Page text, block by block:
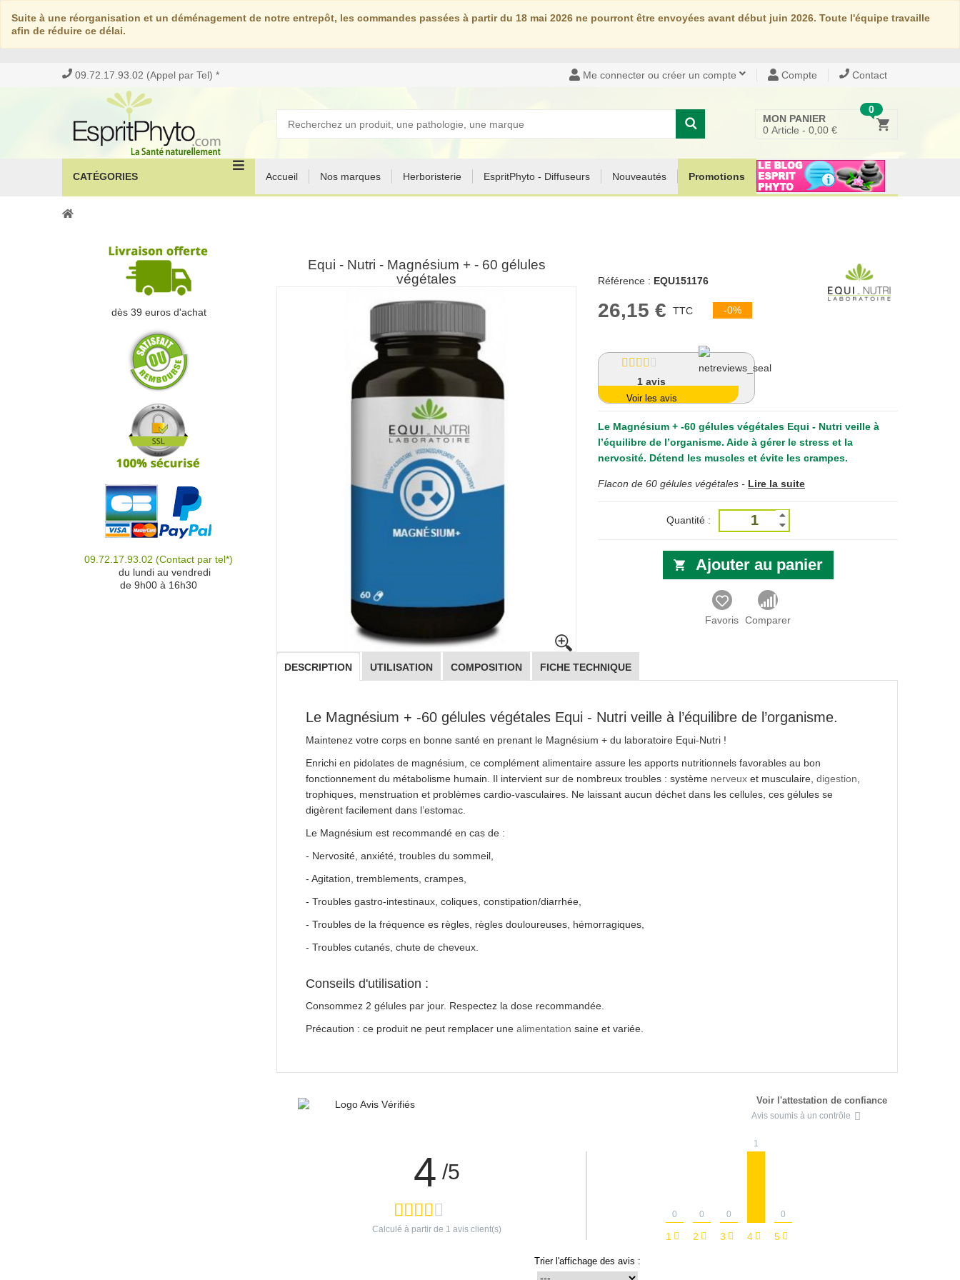
Suite à une réorganisation et un déménagement de notre entrepôt, les commandes passées à partir du 18 mai 2026 ne pourront être envoyées avant début juin 2026. Toute l'équipe travaille
afin de réduire ce délai.
09.72.17.93.02 (Appel par Tel) * Me connecter ou créer un compte Compte Contact
0
MON PANIER
0 Article - 0,00 €
CATÉGORIES Accueil Nos marques Herboristerie EspritPhyto - Diffuseurs Nouveautés Promotions
Equi - Nutri - Magnésium + - 60 gélules
végétales
Référence : EQU151176
26,15 € TTC -0%
1avis
Voir les avis
Le Magnésium + -60 gélules végétales Equi - Nutri veille à
l’équilibre de l’organisme. Aide à gérer le stress et la
nervosité. Détend les muscles et évite les crampes.
Flacon de 60 gélules végétales - Lire la suite
Quantité :
Ajouter au panier
Favoris Comparer
DESCRIPTION UTILISATION COMPOSITION FICHE TECHNIQUE
Le Magnésium + -60 gélules végétales Equi - Nutri veille à l’équilibre de l’organisme.
Maintenez votre corps en bonne santé en prenant le Magnésium + du laboratoire Equi-Nutri !
Enrichi en pidolates de magnésium, ce complément alimentaire assure les apports nutritionnels favorables au bon
fonctionnement du métabolisme humain. Il intervient sur de nombreux troubles : système nerveux et musculaire, digestion
trophiques, menstruation et problèmes cardio-vasculaires. Ne laissant aucun déchet dans les cellules, ces gélules se
digèrent facilement dans l’estomac.
Le Magnésium est recommandé en cas de :
- Nervosité, anxiété, troubles du sommeil,
- Agitation, tremblements, crampes,
- Troubles gastro-intestinaux, coliques, constipation/diarrhée,
- Troubles de la fréquence es règles, règles douloureuses, hémorragiques,
- Troubles cutanés, chute de cheveux.
Conseils d'utilisation :
Consommez 2 gélules par jour. Respectez la dose recommandée.
Précaution : ce produit ne peut remplacer une alimentation saine et variée.
Voir l'attestation de confiance
Avis soumis à un contrôle
4 /5
Calculé à partir de 1 avis client(s)
1
0
2
0
3
0
4
1
5
0
Trier l'affichage des avis :
dès 39 euros d'achat
09.72.17.93.02 (Contact par tel*)
du lundi au vendredi
de 9h00 à 16h30